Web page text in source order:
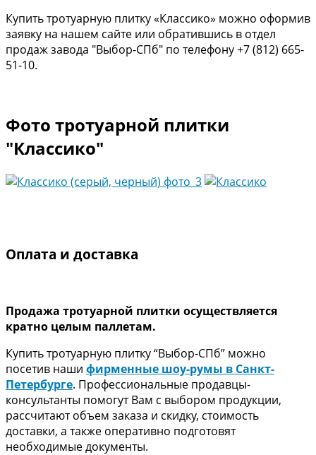
Купить тротуарную плитку «Классико» можно оформив
заявку на нашем сайте или обратившись в отдел
продаж завода "Выбор-СПб" по телефону +7 (812) 665-
51-10.
Фото тротуарной плитки
"Классико"
Оплата и доставка
Продажа тротуарной плитки осуществляется
кратно целым паллетам.
Купить тротуарную плитку “Выбор-СПб” можно
посетив наши фирменные шоу-румы в Санкт-
Петербурге. Профессиональные продавцы-
консультанты помогут Вам с выбором продукции,
рассчитают объем заказа и скидку, стоимость
доставки, а также оперативно подготовят
необходимые документы.